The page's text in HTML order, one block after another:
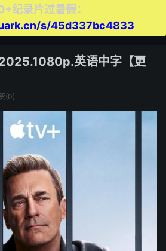
纪录片过暑假：
s/45d337bc4833
英语中字【更
(0)